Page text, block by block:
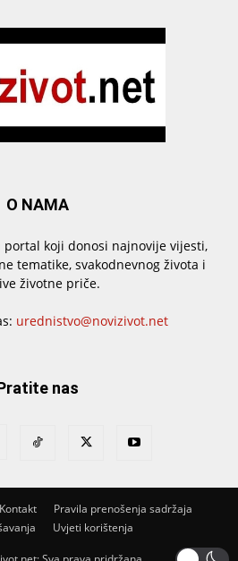
O NAMA
portal koji donosi najnovije vijesti,
tematike, svakodnevnog života i
životne priče.
urednistvo@novizivot.net
nas
Kontakt
Pravila prenošenja sadržaja
Uvjeti korištenja